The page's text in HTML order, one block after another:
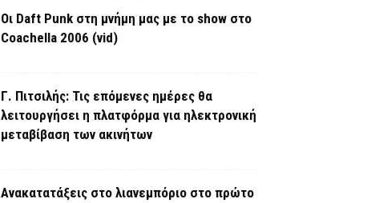
Οι Daft Punk στη μνήμη μας με το show στο
Coachella 2006 (vid)
Γ. Πιτσιλής: Τις επόμενες ημέρες θα
λειτουργήσει η πλατφόρμα για ηλεκτρονική
μεταβίβαση των ακινήτων
Ανακατατάξεις στο λιανεμπόριο στο πρώτο